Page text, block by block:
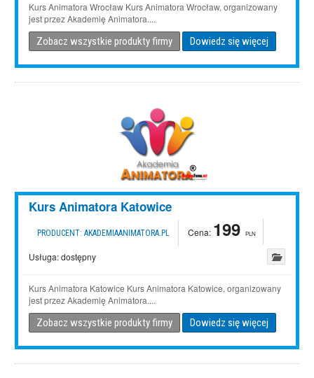
Kurs Animatora Wrocław Kurs Animatora Wrocław, organizowany
jest przez Akademię Animatora....
Zobacz wszystkie produkty firmy Dowiedz się więcej
Kurs Animatora Katowice
PRODUCENT: AKADEMIAANIMATORA.PL Cena: 199 PLN
Usługa:dostępny
Kurs Animatora Katowice Kurs Animatora Katowice, organizowany
jest przez Akademię Animatora....
Zobacz wszystkie produkty firmy Dowiedz się więcej